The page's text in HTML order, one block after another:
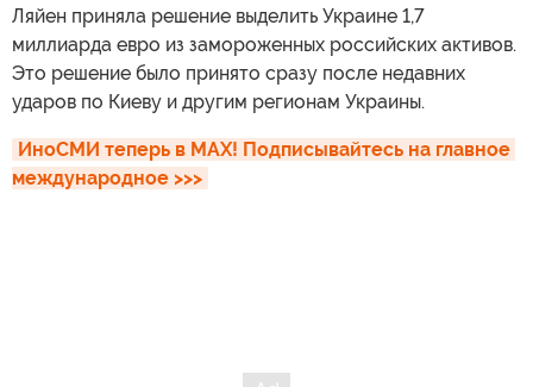
Ляйен приняла решение выделить Украине 1,7
миллиарда евро из замороженных российских активов.
Это решение было принято сразу после недавних
ударов по Киеву и другим регионам Украины.
ИноСМИ теперь в MAX! Подписывайтесь на главное
международное >>>